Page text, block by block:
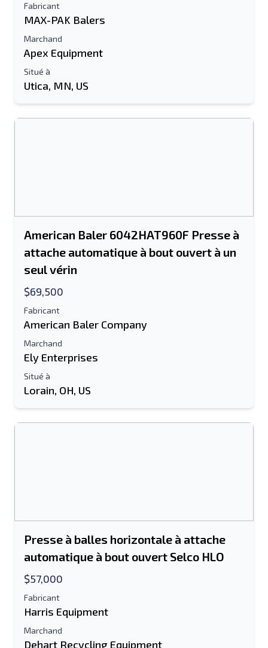
Fabricant
MAX-PAK Balers
Marchand
Apex Equipment
Situé à
Utica, MN, US
American Baler 6042HAT960F Presse à
attache automatique à bout ouvert à un
seul vérin
$69,500
Fabricant
American Baler Company
Marchand
Ely Enterprises
Situé à
Lorain, OH, US
Presse à balles horizontale à attache
automatique à bout ouvert Selco HLO
$57,000
Fabricant
Harris Equipment
Marchand
Dehart Recycling Equipment